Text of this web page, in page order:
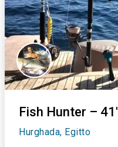
Fish Hunter – 41'
Hurghada, Egitto